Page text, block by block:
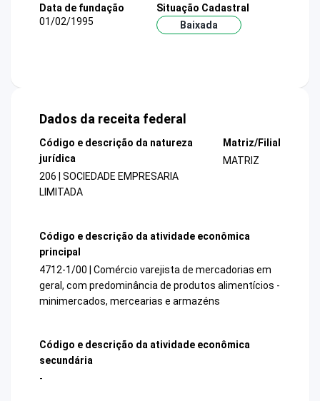
Data de fundação
01/02/1995
Situação Cadastral
Baixada
Dados da receita federal
Código e descrição da natureza
jurídica
206 | SOCIEDADE EMPRESARIA
LIMITADA
Matriz/Filial
MATRIZ
Código e descrição da atividade econômica
principal
4712-1/00 | Comércio varejista de mercadorias em
geral, com predominância de produtos alimentícios -
minimercados, mercearias e armazéns
Código e descrição da atividade econômica
secundária
-